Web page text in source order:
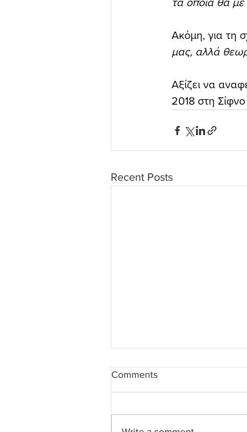
τα οποία θα
Ακόμη, για τη
μας, αλλά
Αξίζει να
2018 στη
Recent Posts
Comments